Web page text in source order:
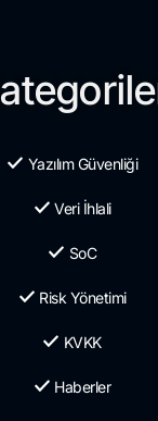
Yazılım Güvenliği
Veri İhlali
SoC
Risk Yönetimi
KVKK
Haberler